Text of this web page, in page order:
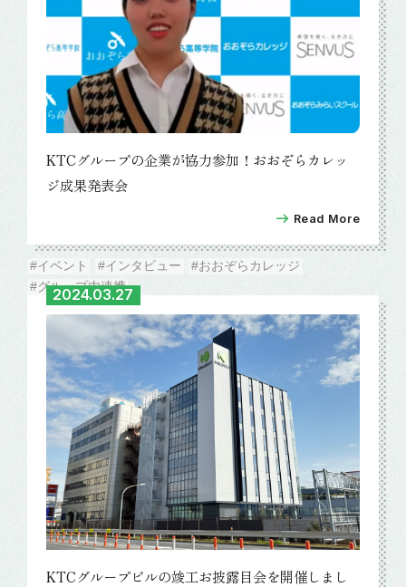
KTCグループの企業が協力参加！おおぞらカレッ
ジ成果発表会
Read More
#イベント #インタビュー
#おおぞらカレッジ
#グループ内連携
KTCグループビルの竣工お披露目会を開催しまし
2024.03.27